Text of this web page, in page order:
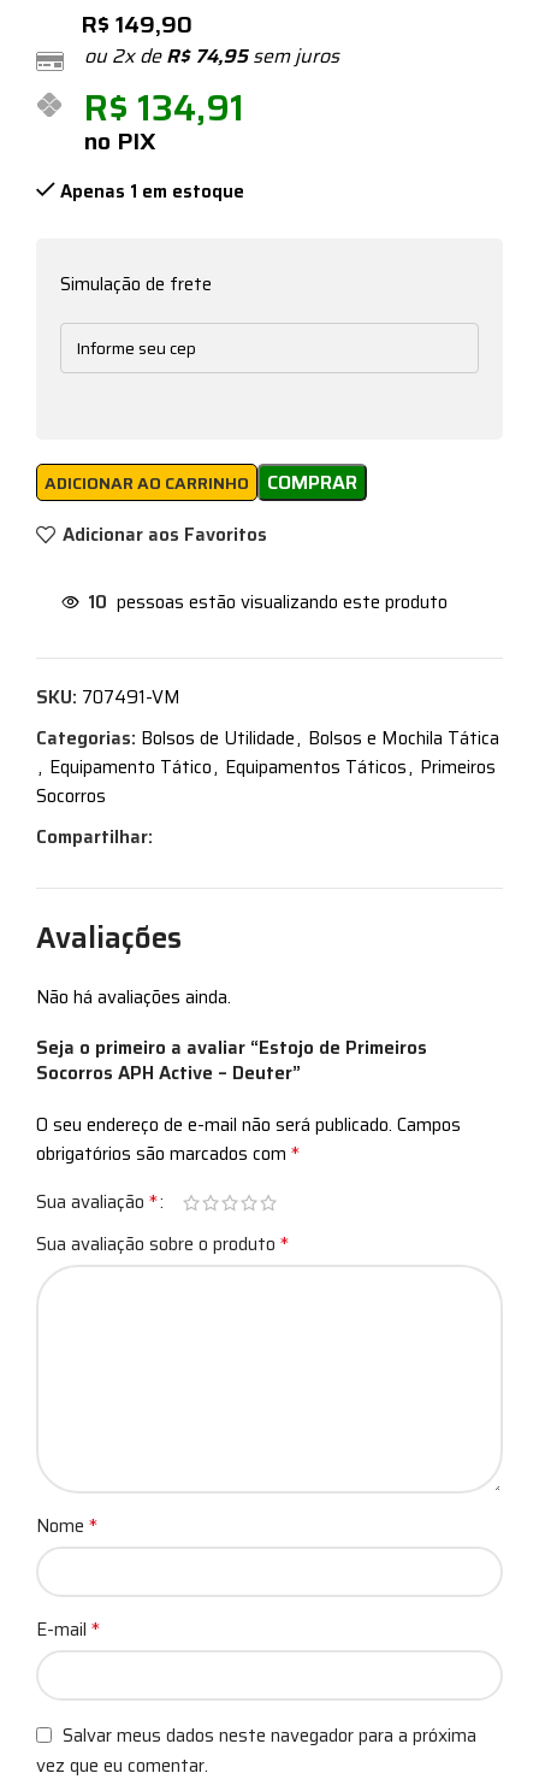
R$149,90
ou 2x deR$74,95sem juros
R$ 134,91
no PIX
Apenas 1 em estoque
Simulação de frete
ADICIONAR AO CARRINHO COMPRAR
Adicionar aos Favoritos
10 pessoas estão visualizando este produto
SKU: 707491-VM
Categorias: Bolsos de Utilidade, Bolsos e Mochila Tática
, Equipamento Tático, Equipamentos Táticos, Primeiros
Socorros
Compartilhar:
Avaliações
Não há avaliações ainda.
Seja o primeiro a avaliar “Estojo de Primeiros
Socorros APH Active – Deuter”
O seu endereço de e-mail não será publicado. Campos
obrigatórios são marcados com *
Sua avaliação *
Sua avaliação sobre o produto *
Nome *
E-mail *
Salvar meus dados neste navegador para a próxima
vez que eu comentar.